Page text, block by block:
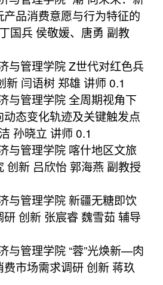
品消费意愿与行为特征的
国兵 侯敬媛、唐勇 副教
与管理学院 Z世代对红色兵
新 闫语树 郑雄 讲师 0.1
与管理学院 全周期视角下
态变化轨迹及关键触发点
孙晓立 讲师 0.1
与管理学院 喀什地区文旅
创新 吕欣怡 郭海燕 副教授
与管理学院 新疆无糖即饮
创新 张宸睿 魏雪茹 辅导
与管理学院 “蓉”光焕新—肉
市场需求调研 创新 蒋玖